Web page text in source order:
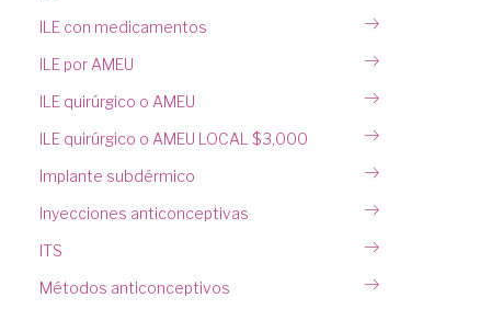
ILE con medicamentos
ILE por AMEU
ILE quirúrgico o AMEU
ILE quirúrgico o AMEU LOCAL $3,000
Implante subdérmico
Inyecciones anticonceptivas
ITS
Métodos anticonceptivos